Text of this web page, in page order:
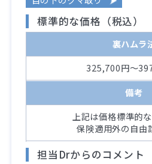
標準的な価格（税込）
裏ハムラ
325,700円～
備考
上記は価格標準的な
保険適用外の自由
担当Drからのコメント